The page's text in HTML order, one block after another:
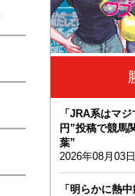
「JRA系はマ
円”投稿で競馬
葉”
2026年08月03日
「明らかに熱